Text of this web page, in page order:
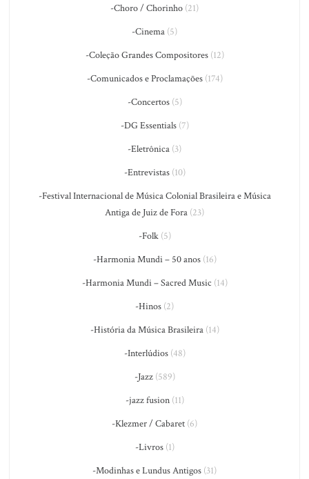
-Choro / Chorinho (21)
-Cinema (5)
-Coleção Grandes Compositores(12)
-Comunicados e Proclamações(174)
-Concertos(5)
-DG Essentials(7)
-Eletrônica (3)
-Entrevistas(10)
-Festival Internacional de Música Colonial Brasileira e Música
Antiga de Juiz de Fora (23)
-Folk(5)
-Harmonia Mundi – 50 anos(16)
-Harmonia Mundi – Sacred Music (14)
-Hinos (2)
-História da Música Brasileira(14)
-Interlúdios(48)
-Jazz(589)
-jazz fusion(11)
-Klezmer / Cabaret (6)
-Livros(1)
-Modinhas e Lundus Antigos (31)